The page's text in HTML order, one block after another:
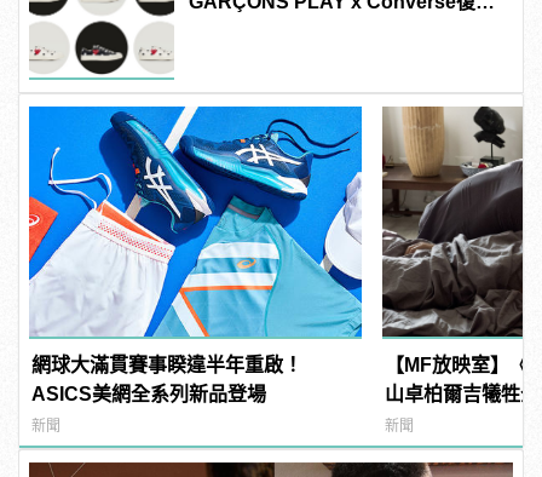
網球大滿貫賽事睽違半年重啟！
ASICS美網全系列新品登場
新聞
【MF放映室】《
山卓柏爾吉犧牲
想去那不勒斯!
新聞